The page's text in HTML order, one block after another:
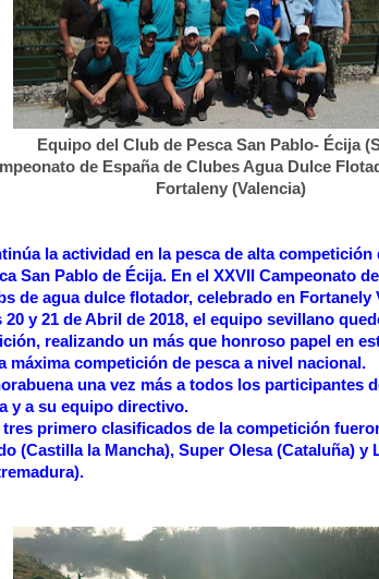
Equipo del Club de Pesca San Pablo- Écija
de España de Clubes Agua Dulce
Fortaleny (Valencia)
la actividad en la pesca de alta competición
San Pablo de Écija. En el XXVII Campeonato
de agua dulce flotador, celebrado en Fortanely
20 y 21 de Abril de 2018, el equipo sevillano
realizando un más que honroso papel en
máxima competición de pesca a nivel nacional.
una vez más a todos los participantes
y a su equipo directivo.
tres primero clasificados de la competición
(Castilla la Mancha), Super Olesa (Cataluña) y